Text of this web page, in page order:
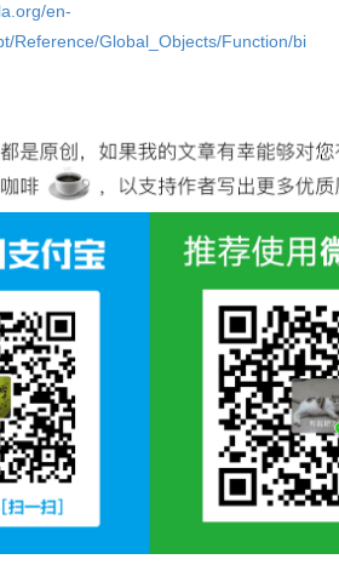
en-
Reference/Global_Objects/Function/bi